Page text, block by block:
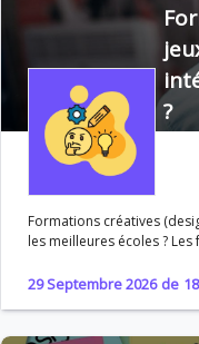
?
Formations créatives
les meilleures écoles ? Les formations créatives attirent de plus en
plus de passionnés,
mode ou de jeux vidéo
scolaire. Portfolio,
29 Septembre 2026 de